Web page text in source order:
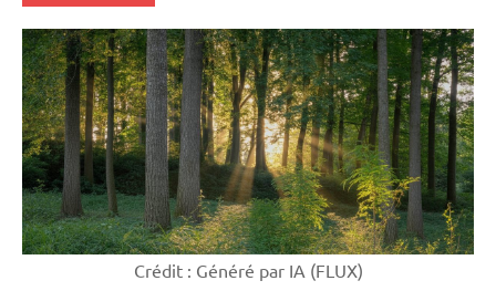
Mon
argent
Crédit : Généré par IA (FLUX)